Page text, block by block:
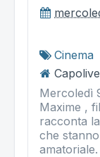
Cinema
Mercoledì
Maxime ,
racconta
che